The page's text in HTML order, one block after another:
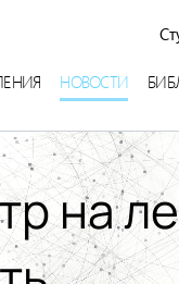
НОВОСТИ
на